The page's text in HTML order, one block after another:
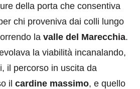
della porta che consentiva
chi proveniva dai colli lungo
la valle del Marecchia.
la viabilità incanalando,
il percorso in uscita da
il cardine massimo, e quello